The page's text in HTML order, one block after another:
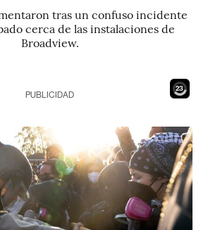
tras un confuso incidente
cerca de las instalaciones de
Broadview.
21
PUBLICIDAD